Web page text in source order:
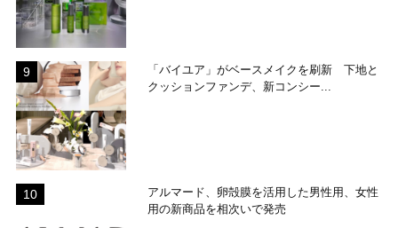
「バイユア」がベースメイクを刷新 下地と
クッションファンデ、新コンシー...
アルマード、卵殻膜を活用した男性用、女性
用の新商品を相次いで発売